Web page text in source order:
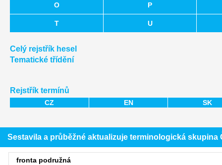
O P
T U
Celý rejstřík hesel
Tematické třídění
Rejstřík termínů
CZ EN SK
Sestavila a průběžné aktualizuje terminologická
fronta podružná